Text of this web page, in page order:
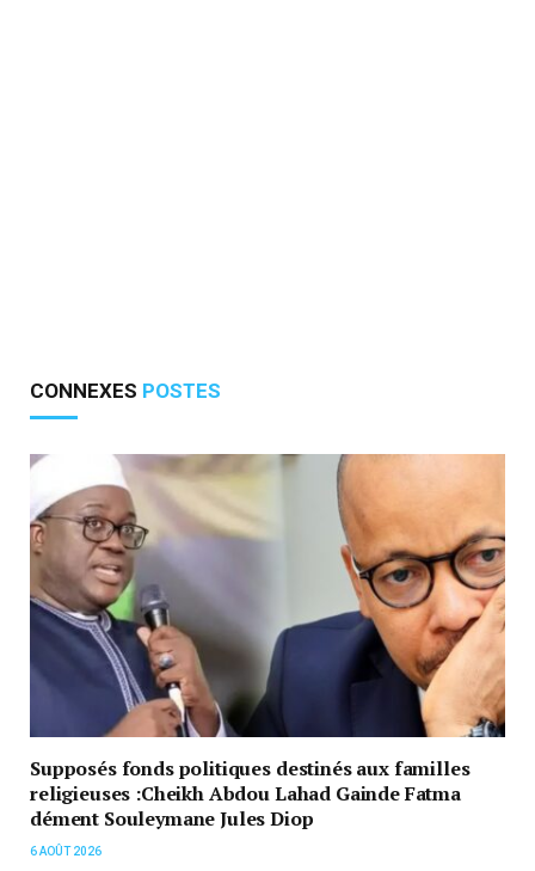
CONNEXES POSTES
Supposés fonds politiques destinés aux familles
religieuses :Cheikh Abdou Lahad Gainde Fatma
dément Souleymane Jules Diop
6 AOÛT 2026